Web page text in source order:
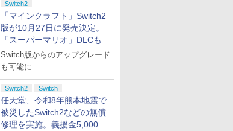
Switch2
「マインクラフト」Switch2
版が10月27日に発売決定。
「スーパーマリオ」DLCも
Switch版からのアップグレード
も可能に
Switch2 Switch
任天堂、令和8年熊本地震で
被災したSwitch2などの無償
修理を実施。義援金5,000万